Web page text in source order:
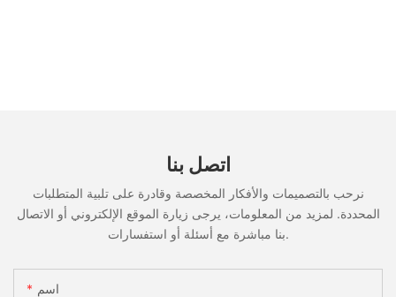
اتصل بنا
نرحب بالتصميمات والأفكار المخصصة وقادرة على تلبية المتطلبات
المحددة. لمزيد من المعلومات، يرجى زيارة الموقع الإلكتروني أو الاتصال
بنا مباشرة مع أسئلة أو استفسارات.
اسم